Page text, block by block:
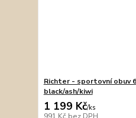
Richter - sportovní obuv
black/ash/kiwi
1 199 Kč/ks